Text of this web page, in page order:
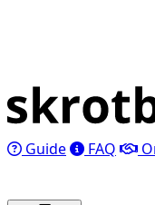
Guide FAQ